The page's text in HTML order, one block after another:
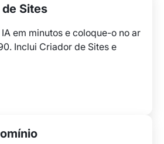
Sites
em minutos e coloque-o no ar
Inclui Criador de Sites e